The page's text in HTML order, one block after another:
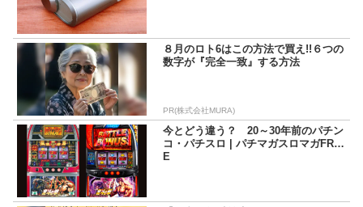
８月のロト6はこの方法で買え!!６つの
数字が『完全一致』する方法
PR(株式会社MURA)
今とどう違う？ 20～30年前のパチン
コ・パチスロ | パチマガスロマガFRE
E